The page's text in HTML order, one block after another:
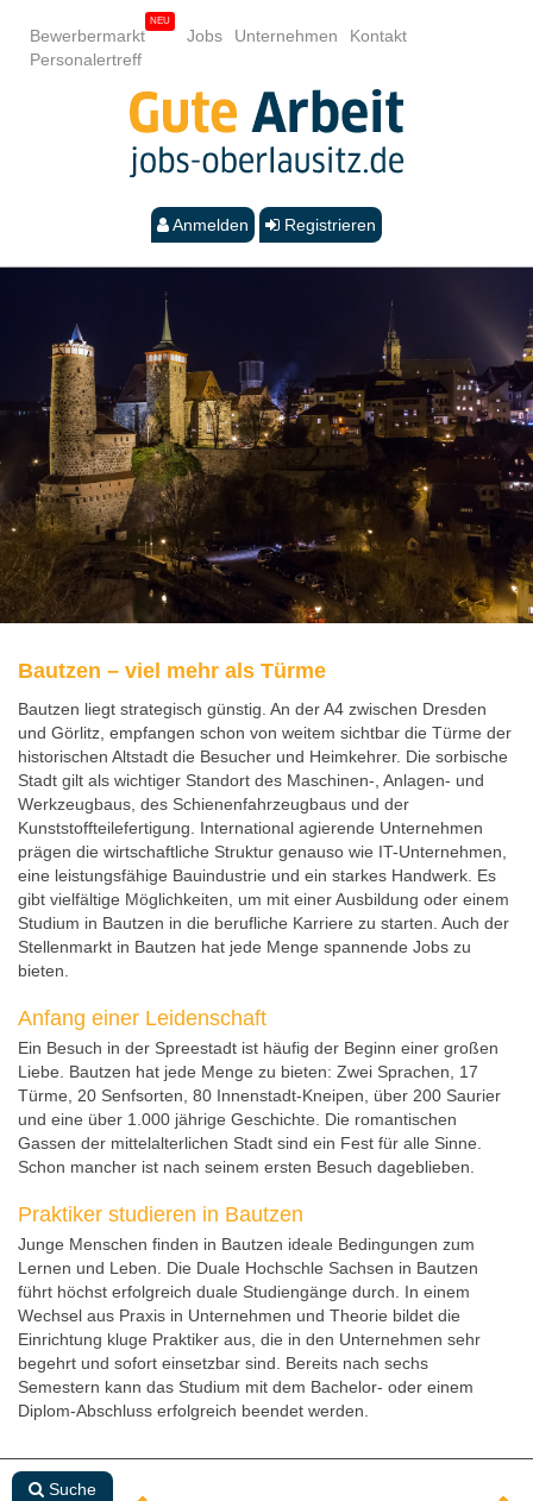
Bewerbermarkt Jobs Unternehmen
Kontakt
Personalertreff
Anmelden Registrieren
Bautzen – viel mehr als Türme
Bautzen liegt strategisch günstig. An der A4 zwischen Dresden
und Görlitz, empfangen schon von weitem sichtbar die Türme der
historischen Altstadt die Besucher und Heimkehrer. Die sorbische
Stadt gilt als wichtiger Standort des Maschinen-, Anlagen- und
Werkzeugbaus, des Schienenfahrzeugbaus und der
Kunststoffteilefertigung. International agierende Unternehmen
prägen die wirtschaftliche Struktur genauso wie IT-Unternehmen,
eine leistungsfähige Bauindustrie und ein starkes Handwerk. Es
gibt vielfältige Möglichkeiten, um mit einer Ausbildung oder einem
Studium in Bautzen in die berufliche Karriere zu starten. Auch der
Stellenmarkt in Bautzen hat jede Menge spannende Jobs zu
bieten.
Anfang einer Leidenschaft
Ein Besuch in der Spreestadt ist häufig der Beginn einer großen
Liebe. Bautzen hat jede Menge zu bieten: Zwei Sprachen, 17
Türme, 20 Senfsorten, 80 Innenstadt-Kneipen, über 200 Saurier
und eine über 1.000 jährige Geschichte. Die romantischen
Gassen der mittelalterlichen Stadt sind ein Fest für alle Sinne.
Schon mancher ist nach seinem ersten Besuch dageblieben.
Praktiker studieren in Bautzen
Junge Menschen finden in Bautzen ideale Bedingungen zum
Lernen und Leben. Die Duale Hochschle Sachsen in Bautzen
führt höchst erfolgreich duale Studiengänge durch. In einem
Wechsel aus Praxis in Unternehmen und Theorie bildet die
Einrichtung kluge Praktiker aus, die in den Unternehmen sehr
begehrt und sofort einsetzbar sind. Bereits nach sechs
Semestern kann das Studium mit dem Bachelor- oder einem
Diplom-Abschluss erfolgreich beendet werden.
Suche